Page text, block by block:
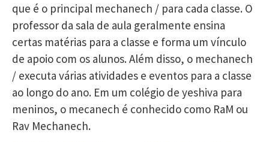
que é o principal mechanech / para cada classe. O
professor da sala de aula geralmente ensina
certas matérias para a classe e forma um vínculo
de apoio com os alunos. Além disso, o mechanech
/ executa várias atividades e eventos para a classe
ao longo do ano. Em um colégio de yeshiva para
meninos, o mecanech é conhecido como RaM ou
Rav Mechanech.